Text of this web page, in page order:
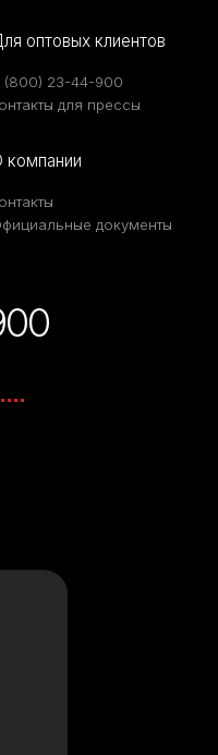
оптовых клиентов
(800) 23-44-900
для прессы
компании
документы